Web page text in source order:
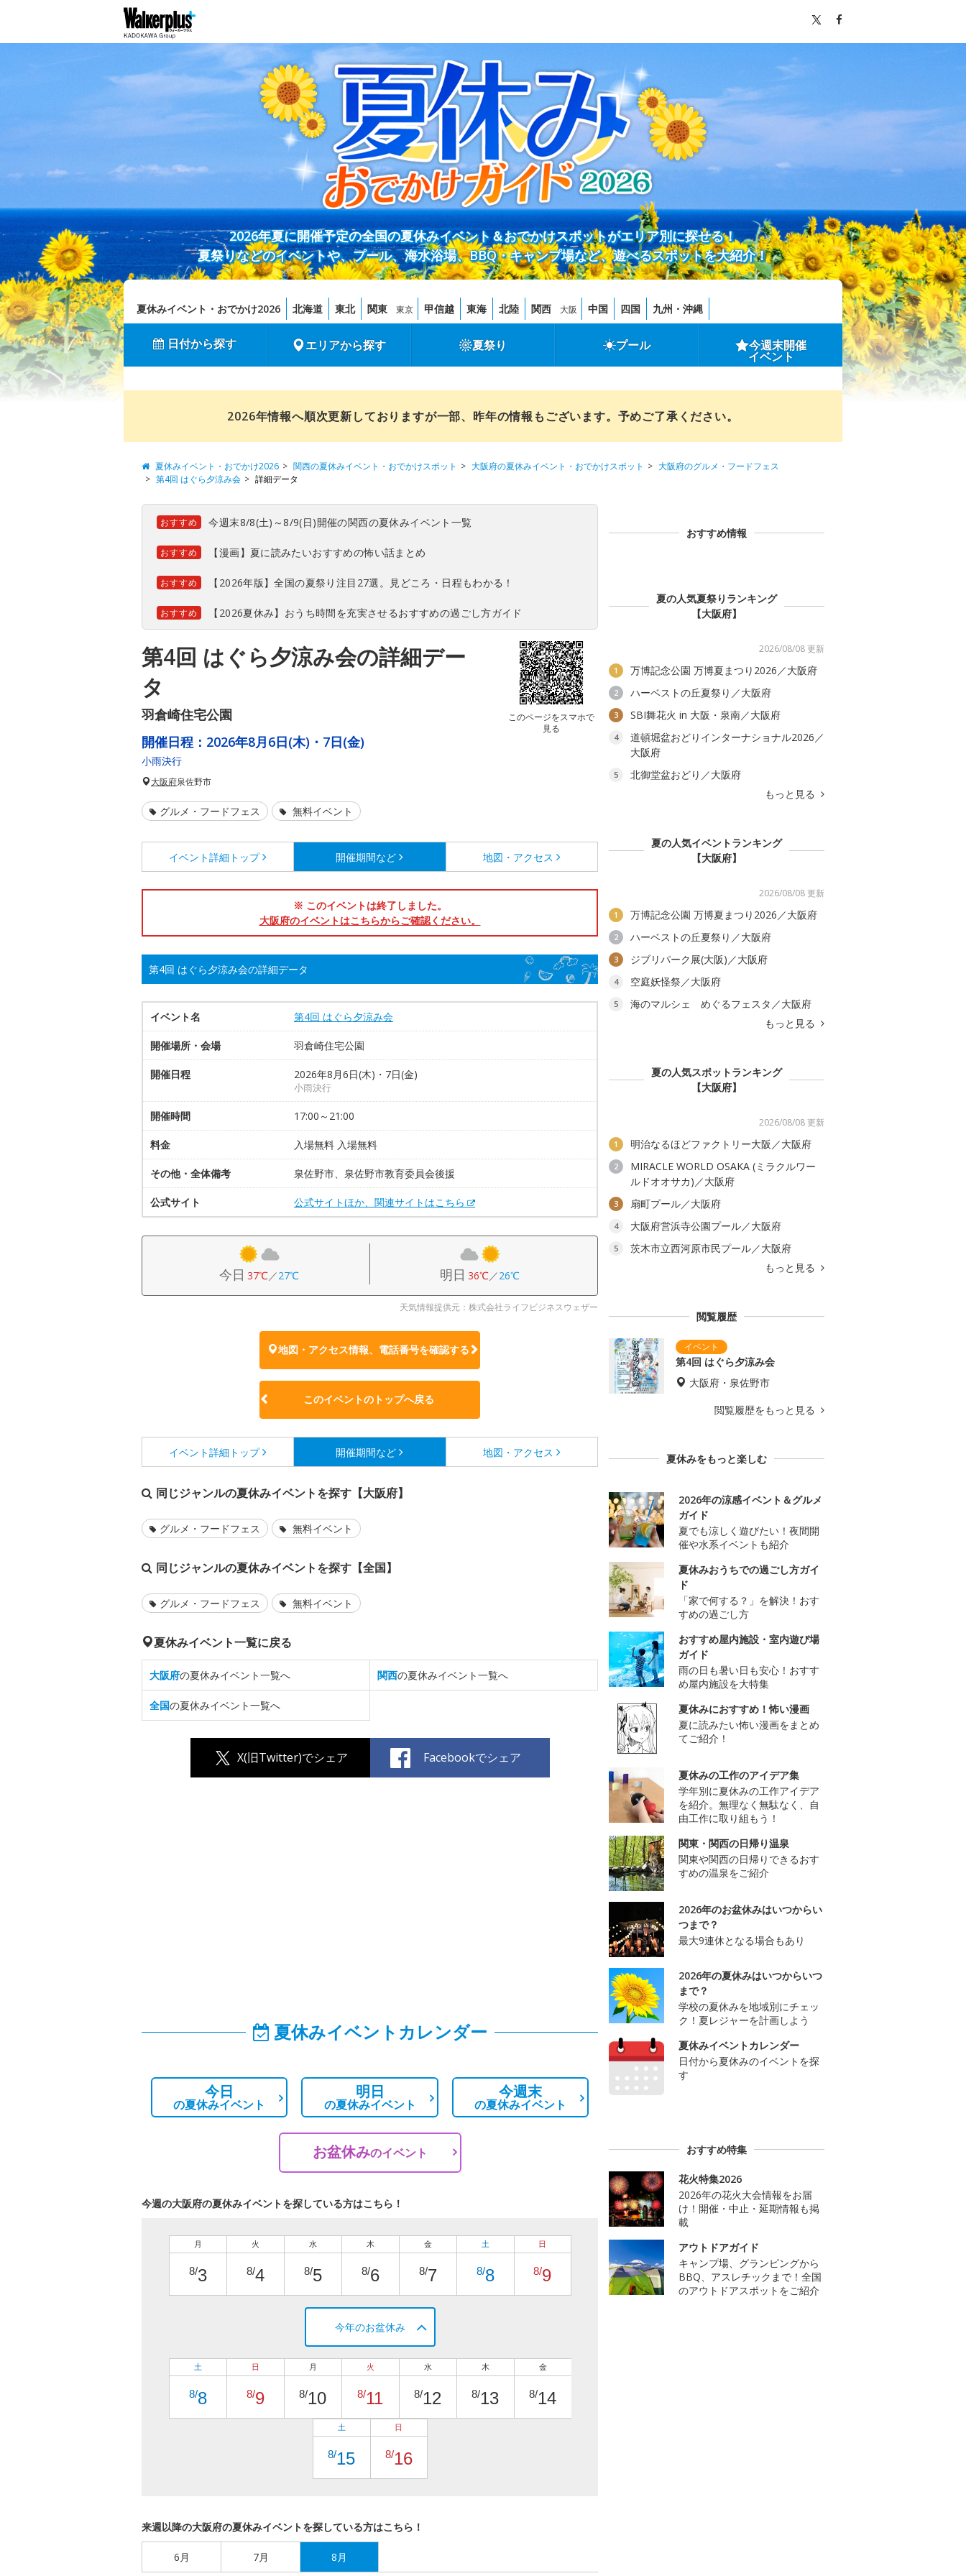
2026年夏に開催予定の全国の夏休みイベント＆おでかけスポットがエリア別に探せる！
夏祭りなどのイベントや、プール、海水浴場、BBQ・キャンプ場など、遊べるスポットを大紹介！
夏休みイベント・おでかけ2026 北海道 東北 関東 東京 甲信越 東海 北陸 関西 大阪 中国 四国 九州・沖縄
日付から探す エリアから探す 夏祭り プール 今週末開催
イベント
2026年情報へ順次更新しておりますが一部、昨年の情報もございます。予めご了承ください。
夏休みイベント・おでかけ2026 関西の夏休みイベント・おでかけスポット 大阪府の夏休みイベント・おでかけスポット
大阪府のグルメ・フードフェス
第4回 はぐら夕涼み会
詳細データ
おすすめ 今週末8/8(土)～8/9(日)開催の関西の夏休みイベント一覧
おすすめ 【漫画】夏に読みたいおすすめの怖い話まとめ
おすすめ 【2026年版】全国の夏祭り注目27選。見どころ・日程もわかる！
おすすめ 【2026夏休み】おうち時間を充実させるおすすめの過ごし方ガイド
第4回 はぐら夕涼み会の詳細デー
タ
羽倉崎住宅公園
このページをスマホで
見る
開催日程： 2026年8月6日(木)・7日(金)
小雨決行
大阪府泉佐野市
グルメ・フードフェス 無料イベント
イベント詳細 トップ 開催期間など 地図・アクセス
※ このイベントは終了しました。
大阪府のイベントはこちらからご確認ください。
第4回 はぐら夕涼み会の詳細データ
イベント名 第4回 はぐら夕涼み会
開催場所・会場 羽倉崎住宅公園
開催日程 2026年8月6日(木)・7日(金)
小雨決行
開催時間 17:00～21:00
料金 入場無料 入場無料
その他・全体備考 泉佐野市、泉佐野市教育委員会後援
公式サイト 公式サイトほか、関連サイトはこちら
今日 37℃／27℃ 明日 36℃／26℃
天気情報提供元：株式会社ライフビジネスウェザー
地図・アクセス情報、電話番号を確認する
このイベントのトップへ戻る
イベント詳細 トップ 開催期間など 地図・アクセス
同じジャンルの夏休みイベントを探す【大阪府】
グルメ・フードフェス 無料イベント
同じジャンルの夏休みイベントを探す【全国】
グルメ・フードフェス 無料イベント
夏休みイベント一覧に戻る
大阪府の夏休みイベント一覧へ 関西の夏休みイベント一覧へ
全国の夏休みイベント一覧へ
X(旧Twitter)でシェア Facebookでシェア
夏休みイベントカレンダー
今日
の夏休みイベント
明日
の夏休みイベント
今週末
の夏休みイベント
お盆休みのイベント
今週の大阪府の夏休みイベントを探している方はこちら！
月
8/3
火
8/4
水
8/5
木
8/6
金
8/7
土
8/8
日
8/9
今年のお盆休み
土
8/8
日
8/9
月
8/10
火
8/11
水
8/12
木
8/13
金
8/14
土
8/15
日
8/16
来週以降の大阪府の夏休みイベントを探している方はこちら！
6月 7月 8月
おすすめ情報
夏の人気夏祭りランキング
【大阪府】
2026/08/08 更新
1 万博記念公園 万博夏まつり2026／大阪府
2 ハーベストの丘夏祭り／大阪府
3 SBI舞花火 in 大阪・泉南／大阪府
4
道頓堀盆おどりインターナショナル2026／
大阪府
5
北御堂盆おどり／大阪府
もっと見る
夏の人気イベントランキング
【大阪府】
2026/08/08 更新
1 万博記念公園 万博夏まつり2026／大阪府
2 ハーベストの丘夏祭り／大阪府
3 ジブリパーク展(大阪)／大阪府
4 空庭妖怪祭／大阪府
5
海のマルシェ めぐるフェスタ／大阪府
もっと見る
夏の人気スポットランキング
【大阪府】
2026/08/08 更新
1 明治なるほどファクトリー大阪／大阪府
2
MIRACLE WORLD OSAKA (ミラクルワー
ルドオオサカ)／大阪府
3 扇町プール／大阪府
4 大阪府営浜寺公園プール／大阪府
5
茨木市立西河原市民プール／大阪府
もっと見る
閲覧履歴
第4回 はぐら夕涼み会
大阪府・泉佐野市
閲覧履歴をもっと見る
夏休みをもっと楽しむ
2026年の涼感イベント＆グルメ
ガイド
夏でも涼しく遊びたい！夜間開
催や水系イベントも紹介
夏休みおうちでの過ごし方ガイ
ド
「家で何する？」を解決！おす
すめの過ごし方
おすすめ屋内施設・室内遊び場
ガイド
雨の日も暑い日も安心！おすす
め屋内施設を大特集
夏休みにおすすめ！怖い漫画
夏に読みたい怖い漫画をまとめ
てご紹介！
夏休みの工作のアイデア集
学年別に夏休みの工作アイデア
を紹介。無理なく無駄なく、自
由工作に取り組もう！
関東・関西の日帰り温泉
関東や関西の日帰りできるおす
すめの温泉をご紹介
2026年のお盆休みはいつからい
つまで？
最大9連休となる場合もあり
2026年の夏休みはいつからいつ
まで？
学校の夏休みを地域別にチェッ
ク！夏レジャーを計画しよう
夏休みイベントカレンダー
日付から夏休みのイベントを探
す
おすすめ特集
花火特集2026
2026年の花火大会情報をお届
け！開催・中止・延期情報も掲
載
アウトドアガイド
キャンプ場、グランピングから
BBQ、アスレチックまで！全国
のアウトドアスポットをご紹介